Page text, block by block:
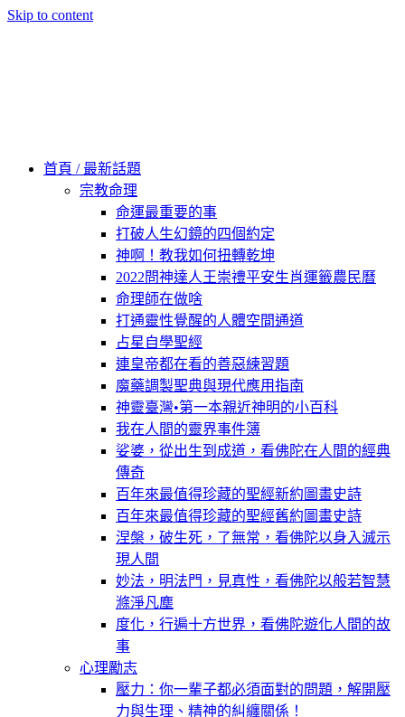
Skip to content
首頁 / 最新話題
宗教命理
命運最重要的事
打破人生幻鏡的四個約定
神啊！教我如何扭轉乾坤
2022問神達人王崇禮平安生肖運籤農民曆
命理師在做啥
打通靈性覺醒的人體空間通道
占星自學聖經
連皇帝都在看的善惡練習題
魔藥調製聖典與現代應用指南
神靈臺灣•第一本親近神明的小百科
我在人間的靈界事件簿
娑婆，從出生到成道，看佛陀在人間的經典
傳奇
百年來最值得珍藏的聖經新約圖畫史詩
百年來最值得珍藏的聖經舊約圖畫史詩
涅槃，破生死，了無常，看佛陀以身入滅示
現人間
妙法，明法門，見真性，看佛陀以般若智慧
滌淨凡塵
度化，行遍十方世界，看佛陀遊化人間的故
事
心理勵志
壓力：你一輩子都必須面對的問題，解開壓
力與生理、精神的糾纏關係！